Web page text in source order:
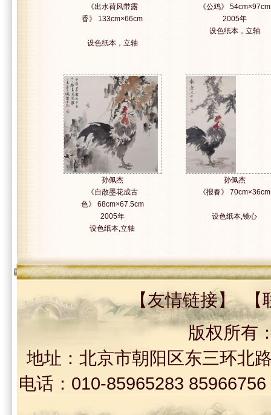
《出水荷风带露
香》 133cm×66cm
设色纸本，立轴
《公鸡》 54cm×97cm
2005年
设色纸本，立轴
孙佩杰
《自散墨花成古
色》 68cm×67.5cm
2005年
设色纸本,立轴
孙佩杰
《报春》 70cm×36cm
设色纸本,镜心
【友情链接】 【
版权所有
地址：北京市朝阳区东三环北
电话：010-85965283